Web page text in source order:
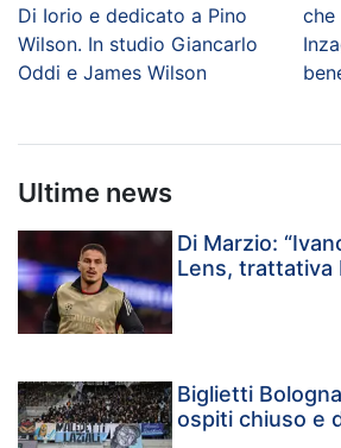
Di Iorio e dedicato a Pino
Wilson. In studio Giancarlo
Oddi e James Wilson
che
Ultime news
Di Marzio:
Lens, trattativa
Biglietti
ospiti chiuso e